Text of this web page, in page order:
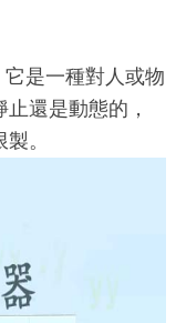
是一種對人或物
還是動態的，
。